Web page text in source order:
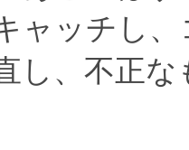
ャッチし
し、不正